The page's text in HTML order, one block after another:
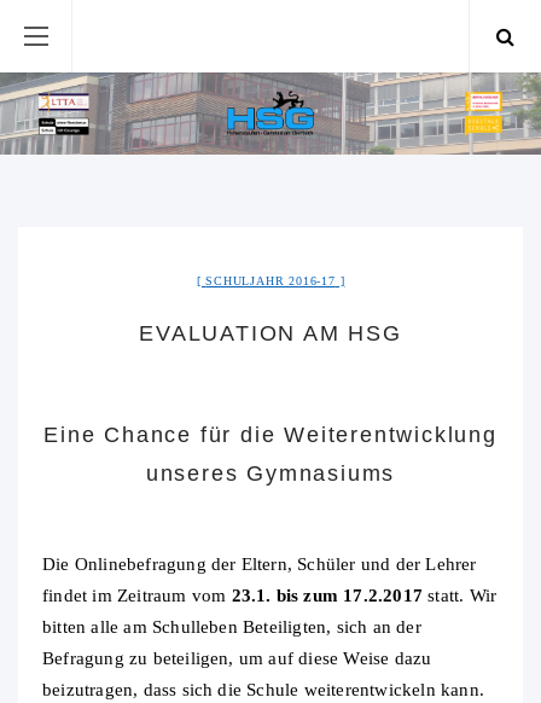
SCHULJAHR 2016-17
EVALUATION AM HSG
Eine Chance für die Weiterentwicklung
unseres Gymnasiums
Die Onlinebefragung der Eltern, Schüler und der Lehrer
findet im Zeitraum vom 23.1. bis zum 17.2.2017statt. Wir
bitten alle am Schulleben Beteiligten, sich an der
Befragung zu beteiligen, um auf diese Weise dazu
beizutragen, dass sich die Schule weiterentwickeln kann.